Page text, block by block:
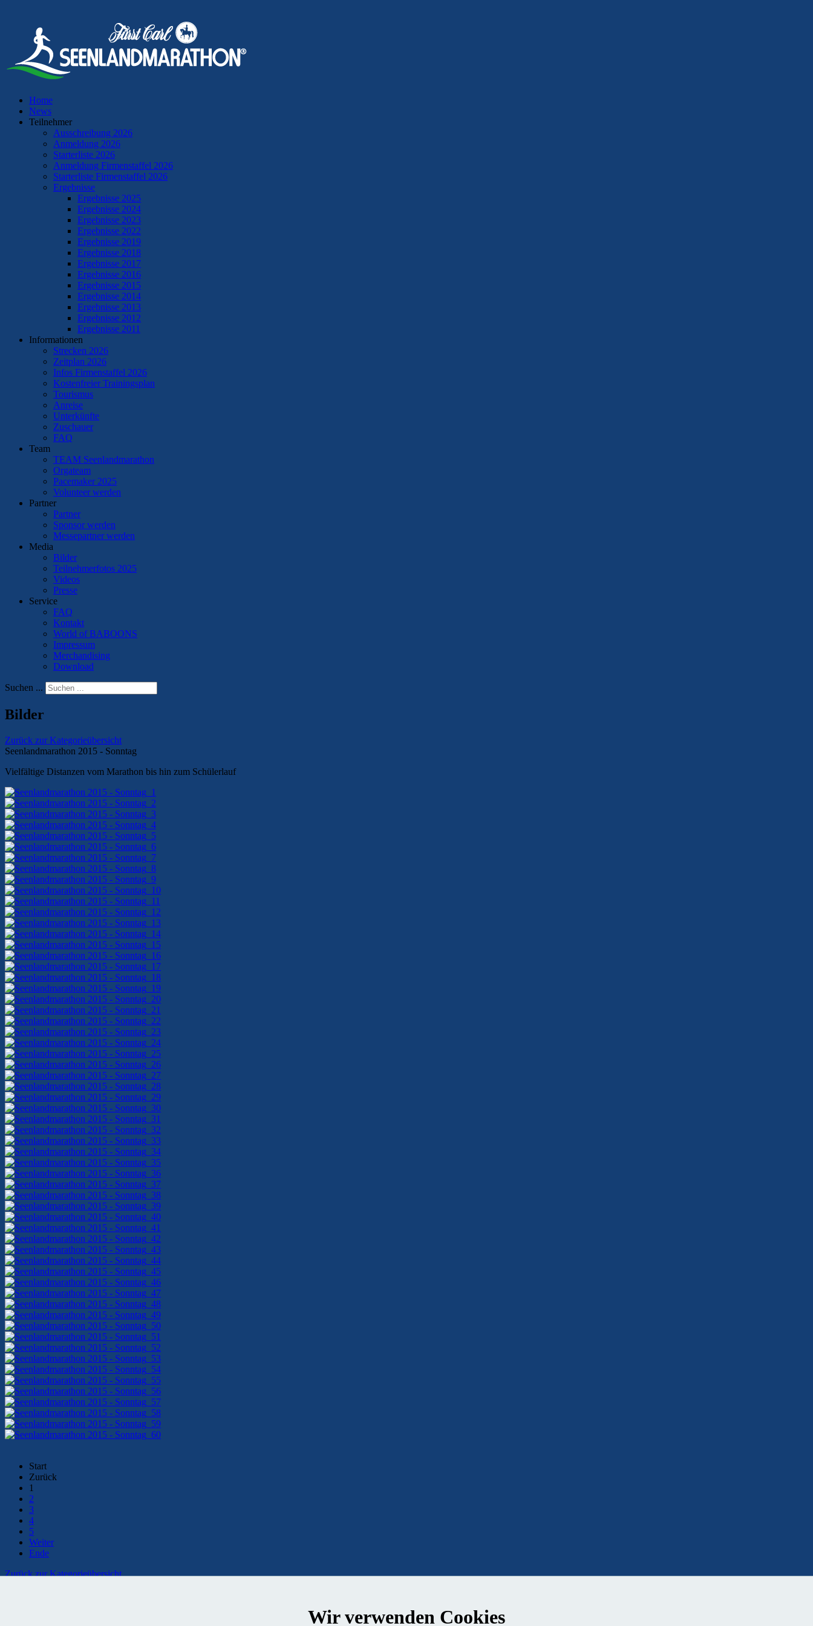
Home
News
Teilnehmer
Ausschreibung 2026
Anmeldung 2026
Starterliste 2026
Anmeldung Firmenstaffel 2026
Starterliste Firmenstaffel 2026
Ergebnisse
Ergebnisse 2025
Ergebnisse 2024
Ergebnisse 2023
Ergebnisse 2022
Ergebnisse 2019
Ergebnisse 2018
Ergebnisse 2017
Ergebnisse 2016
Ergebnisse 2015
Ergebnisse 2014
Ergebnisse 2013
Ergebnisse 2012
Ergebnisse 2011
Informationen
Strecken 2026
Zeitplan 2026
Infos Firmenstaffel 2026
Kostenfreier Trainingsplan
Tourismus
Anreise
Unterkünfte
Zuschauer
FAQ
Team
TEAM Seenlandmarathon
Orgateam
Pacemaker 2025
Volunteer werden
Partner
Partner
Sponsor werden
Messepartner werden
Media
Bilder
Teilnehmerfotos 2025
Videos
Presse
Service
FAQ
Kontakt
World of BABOONS
Impressum
Merchandising
Download
Suchen ...
Bilder
Zurück zur Kategorieübersicht
Seenlandmarathon 2015 - Sonntag
Vielfältige Distanzen vom Marathon bis hin zum Schülerlauf
Start
Zurück
1
2
3
4
5
Weiter
Ende
Zurück zur Kategorieübersicht
Wir verwenden Cookies